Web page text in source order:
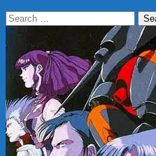
Search
for: